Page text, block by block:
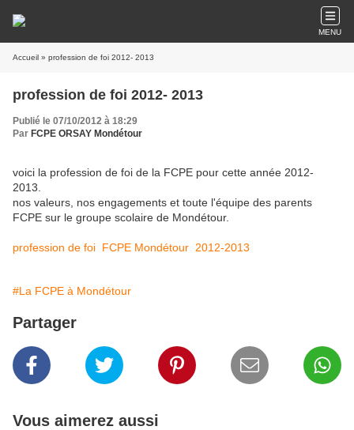
MENU
Accueil » profession de foi 2012- 2013
profession de foi 2012- 2013
Publié le 07/10/2012 à 18:29
Par FCPE ORSAY Mondétour
voici la profession de foi de la FCPE pour cette année 2012-
2013.
nos valeurs, nos engagements et toute l'équipe des parents
FCPE sur le groupe scolaire de Mondétour.
profession de foi FCPE Mondétour 2012-2013
#La FCPE à Mondétour
Partager
Vous aimerez aussi